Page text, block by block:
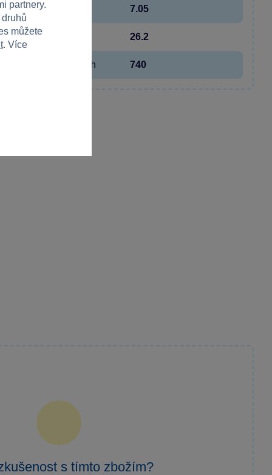
Výška 7.05
Hloubka 26.2
Hmotnost v gramech 740
s tímto zbožím?
partnery.
můžete
. Více